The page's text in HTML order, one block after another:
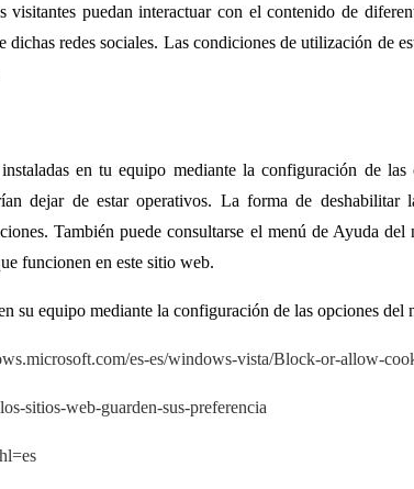
visitantes puedan interactuar con el contenido de
redes sociales. Las condiciones de utilización de
en tu equipo mediante la configuración de
dejar de estar operativos. La forma de deshabilitar
También puede consultarse el menú de Ayuda
funcionen en este sitio web.
su equipo mediante la configuración de las opciones del
es-es/windows-vista/Block-or-allow-
sitios-web-guarden-sus-preferencia